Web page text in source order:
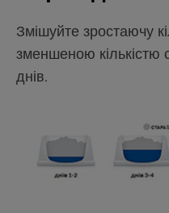
Змішуйте зростаючу
зменшеною кількістю
днів.